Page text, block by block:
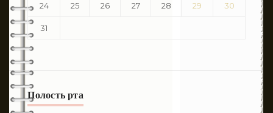
24 25 26 27 28 29 30
31
Полость рта